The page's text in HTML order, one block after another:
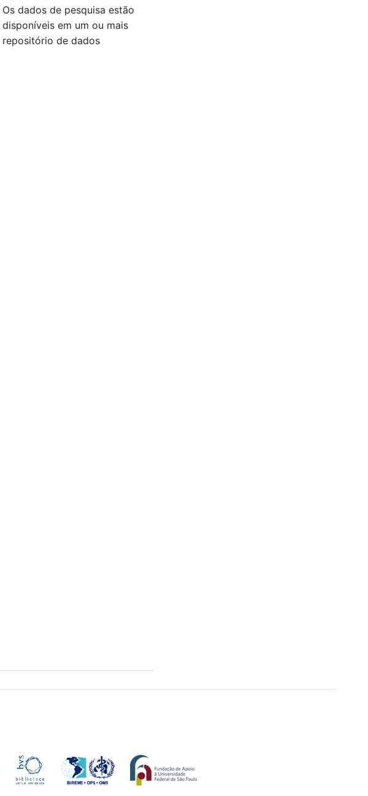
Os dados de pesquisa estão
disponíveis em um ou mais
repositório de dados